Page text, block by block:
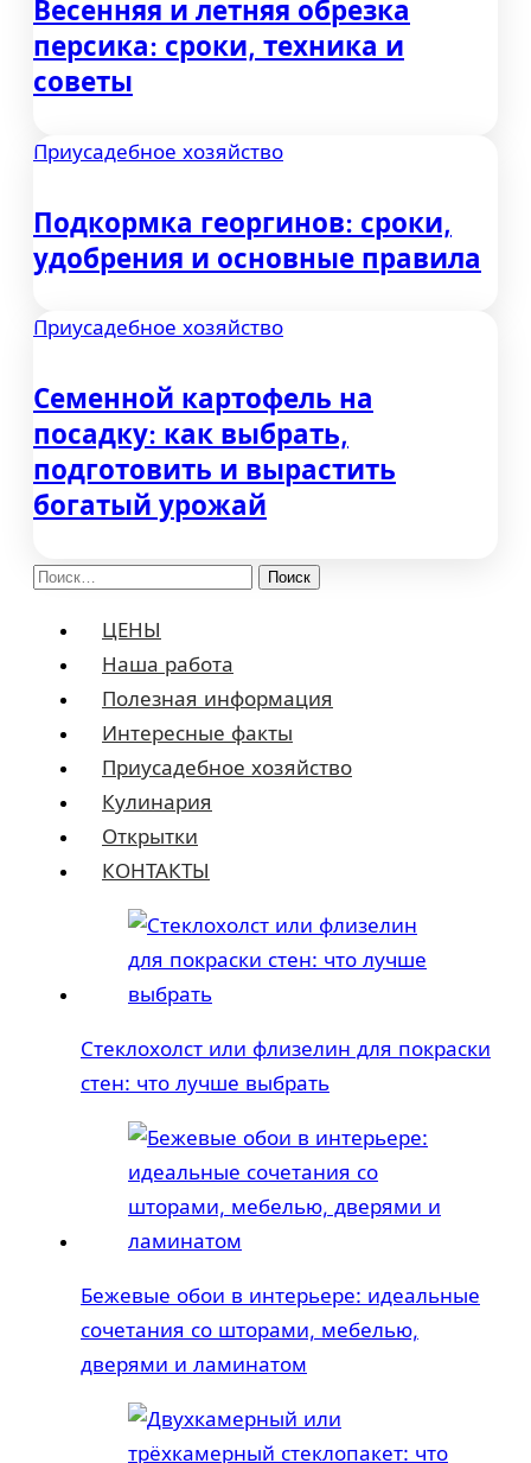
Весенняя и летняя обрезка
персика: сроки, техника и
советы
Приусадебное хозяйство
Подкормка георгинов: сроки,
удобрения и основные правила
Приусадебное хозяйство
Семенной картофель на
посадку: как выбрать,
подготовить и вырастить
богатый урожай
Найти:
ЦЕНЫ
Наша работа
Полезная информация
Интересные факты
Приусадебное хозяйство
Кулинария
Открытки
КОНТАКТЫ
Стеклохолст или флизелин для покраски
стен: что лучше выбрать
Бежевые обои в интерьере: идеальные
сочетания со шторами, мебелью,
дверями и ламинатом